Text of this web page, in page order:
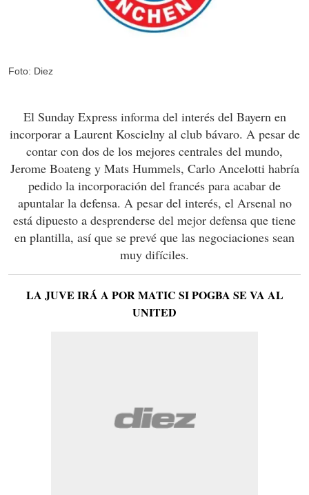
Foto: Diez
El Sunday Express informa del interés del Bayern en
incorporar a Laurent Koscielny al club bávaro. A pesar de
contar con dos de los mejores centrales del mundo,
Jerome Boateng y Mats Hummels, Carlo Ancelotti habría
pedido la incorporación del francés para acabar de
apuntalar la defensa. A pesar del interés, el Arsenal no
está dipuesto a desprenderse del mejor defensa que tiene
en plantilla, así que se prevé que las negociaciones sean
muy difíciles.
LA JUVE IRÁ A POR MATIC SI POGBA SE VA AL
UNITED